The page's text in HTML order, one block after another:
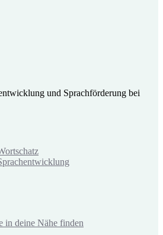
und Sprachförderung bei
in deine Nähe finden